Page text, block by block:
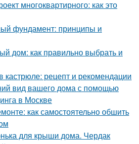
многоквартирного: как это
фундамент: принципы и
дом: как правильно выбрать и
кастрюле: рецепт и рекомендации
вид вашего дома с помощью
в Москве
как самостоятельно обшить
для крыши дома. Чердак